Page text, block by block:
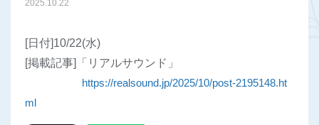
2025.10.22
[日付]10/22(水)
[掲載記事]
「リアルサウンド」
https://realsound.jp/2025/10/post-2195148.ht
ml